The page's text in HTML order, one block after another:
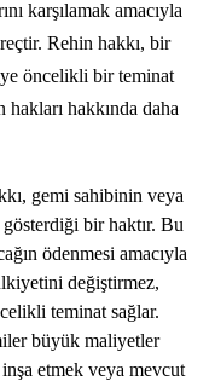
karşılamak amacıyla
Rehin hakkı, bir
öncelikli bir teminat
hakkında daha
gemi sahibinin veya
bir haktır. Bu
ödenmesi amacıyla
değiştirmez,
teminat sağlar.
büyük maliyetler
etmek veya mevcut